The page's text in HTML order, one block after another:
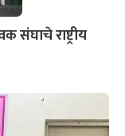
राष्ट्रीय